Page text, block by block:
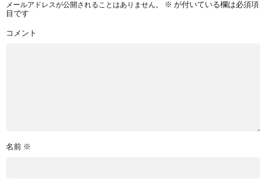
メールアドレスが公開されることはありません。 ※ が付いている欄は必須項
目です
コメント
名前 ※